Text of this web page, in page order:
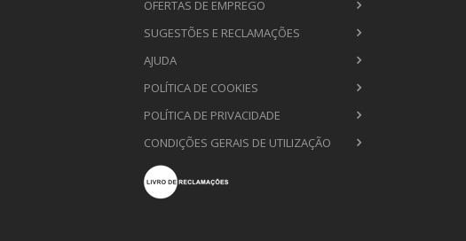
OFERTAS DE EMPREGO
SUGESTÕES E RECLAMAÇÕES
AJUDA
POLÍTICA DE COOKIES
POLÍTICA DE PRIVACIDADE
CONDIÇÕES GERAIS DE UTILIZAÇÃO